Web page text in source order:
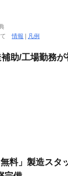
て情報 | 凡例
助/工場勤務
料」製造スタ